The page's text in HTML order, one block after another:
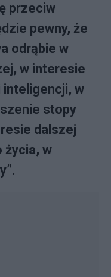
przeciw
pewny, że
odrąbie w
w interesie
inteligencji, w
stopy
dalszej
życia, w